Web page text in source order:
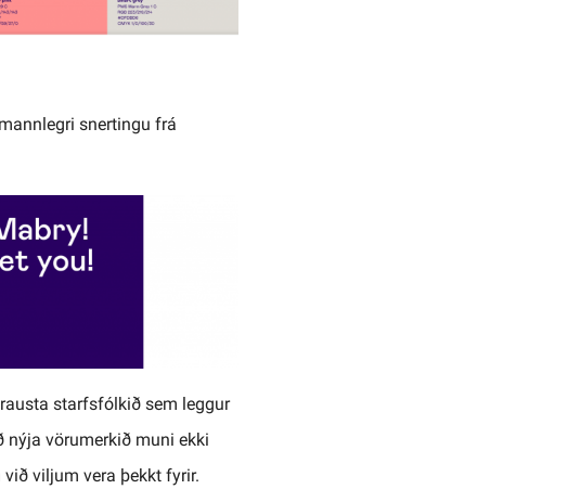
snertingu frá
starfsfólkið sem leggur
vörumerkið muni ekki
viljum vera þekkt fyrir.